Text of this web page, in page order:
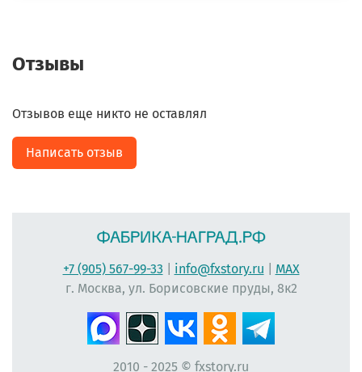
Отзывы
Отзывов еще никто не оставлял
Написать отзыв
+7 (905) 567-99-33 info@fxstory.ru
MAX
г. Москва, ул. Борисовские пруды, 8к2
2010 - 2025 © fxstory.ru